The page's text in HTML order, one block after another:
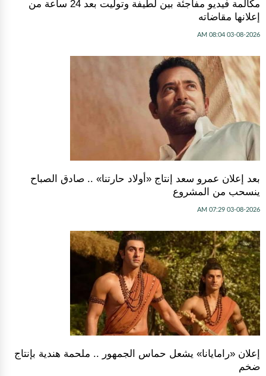
مكالمة فيديو مفاجئة بين لطيفة وتوليت بعد 24 ساعة من
إعلانها مقاضاته
03-08-2026 08:04 AM
بعد إعلان عمرو سعد إنتاج «أولاد حارتنا» .. صادق الصباح
ينسحب من المشروع
03-08-2026 07:29 AM
إعلان «رامايانا» يشعل حماس الجمهور .. ملحمة هندية بإنتاج
ضخم